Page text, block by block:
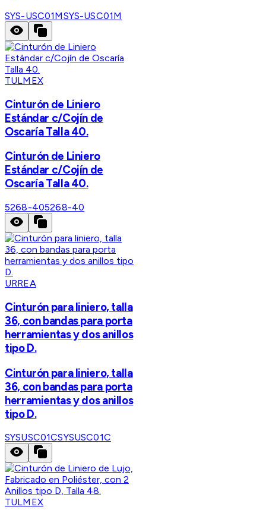
SYS-USC01MSYS-USC01M
TULMEX
Cinturón de Liniero
Estándar c/Cojín de
Oscaría Talla 40.
Cinturón de Liniero
Estándar c/Cojín de
Oscaría Talla 40.
5268-405268-40
URREA
Cinturón para liniero, talla
36, con bandas para porta
herramientas y dos anillos
tipo D.
Cinturón para liniero, talla
36, con bandas para porta
herramientas y dos anillos
tipo D.
SYSUSC01CSYSUSC01C
TULMEX